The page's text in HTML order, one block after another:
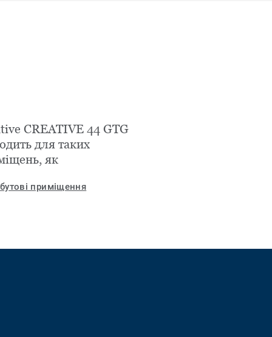
CREATIVE 44 GTG
для таких
як
приміщення